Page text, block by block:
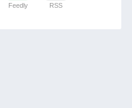
Feedly RSS